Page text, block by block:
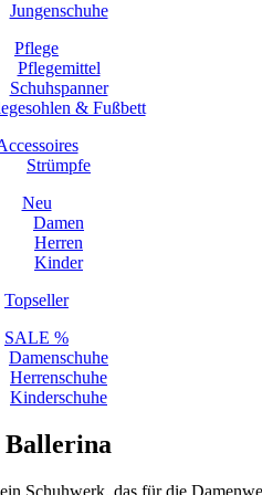
Jungenschuhe
Pflege
Pflegemittel
Schuhspanner
& Fußbett
Strümpfe
Neu
Damen
Herren
Kinder
Topseller
SALE %
Damenschuhe
Herrenschuhe
Kinderschuhe
Ballerina
Schuhwerk, das für die